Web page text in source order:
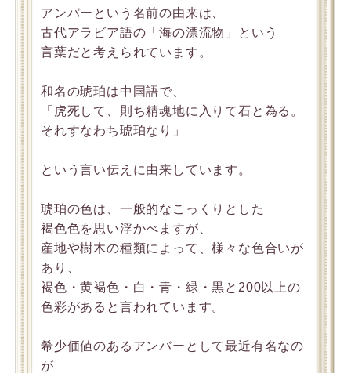
アンバーという名前の由来は、
古代アラビア語の「海の漂流物」という
言葉だと考えられています。
和名の琥珀は中国語で、
「虎死して、則ち精魂地に入りて石と為る。
それすなわち琥珀なり」
という言い伝えに由来しています。
琥珀の色は、一般的なこっくりとした
褐色色を思い浮かべますが、
産地や樹木の種類によって、様々な色合いが
あり、
褐色・黄褐色・白・青・緑・黒と200以上の
色彩があると言われています。
希少価値のあるアンバーとして最近有名なの
が